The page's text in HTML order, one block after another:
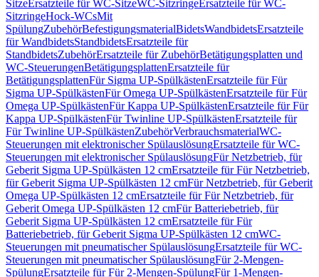
SitzeErsatzteile für WC-SitzeWC-SitzringeErsatzteile für WC-
SitzringeHock-WCsMit
SpülungZubehörBefestigungsmaterialBidetsWandbidetsErsatzteile
für WandbidetsStandbidetsErsatzteile für
StandbidetsZubehörErsatzteile für ZubehörBetätigungsplatten und
WC-SteuerungenBetätigungsplattenErsatzteile für
BetätigungsplattenFür Sigma UP-SpülkästenErsatzteile für Für
Sigma UP-SpülkästenFür Omega UP-SpülkästenErsatzteile für Für
Omega UP-SpülkästenFür Kappa UP-SpülkästenErsatzteile für Für
Kappa UP-SpülkästenFür Twinline UP-SpülkästenErsatzteile für
Für Twinline UP-SpülkästenZubehörVerbrauchsmaterialWC-
Steuerungen mit elektronischer SpülauslösungErsatzteile für WC-
Steuerungen mit elektronischer SpülauslösungFür Netzbetrieb, für
Geberit Sigma UP-Spülkästen 12 cmErsatzteile für Für Netzbetrieb,
für Geberit Sigma UP-Spülkästen 12 cmFür Netzbetrieb, für Geberit
Omega UP-Spülkästen 12 cmErsatzteile für Für Netzbetrieb, für
Geberit Omega UP-Spülkästen 12 cmFür Batteriebetrieb, für
Geberit Sigma UP-Spülkästen 12 cmErsatzteile für Für
Batteriebetrieb, für Geberit Sigma UP-Spülkästen 12 cmWC-
Steuerungen mit pneumatischer SpülauslösungErsatzteile für WC-
Steuerungen mit pneumatischer SpülauslösungFür 2-Mengen-
SpülungErsatzteile für Für 2-Mengen-SpülungFür 1-Mengen-